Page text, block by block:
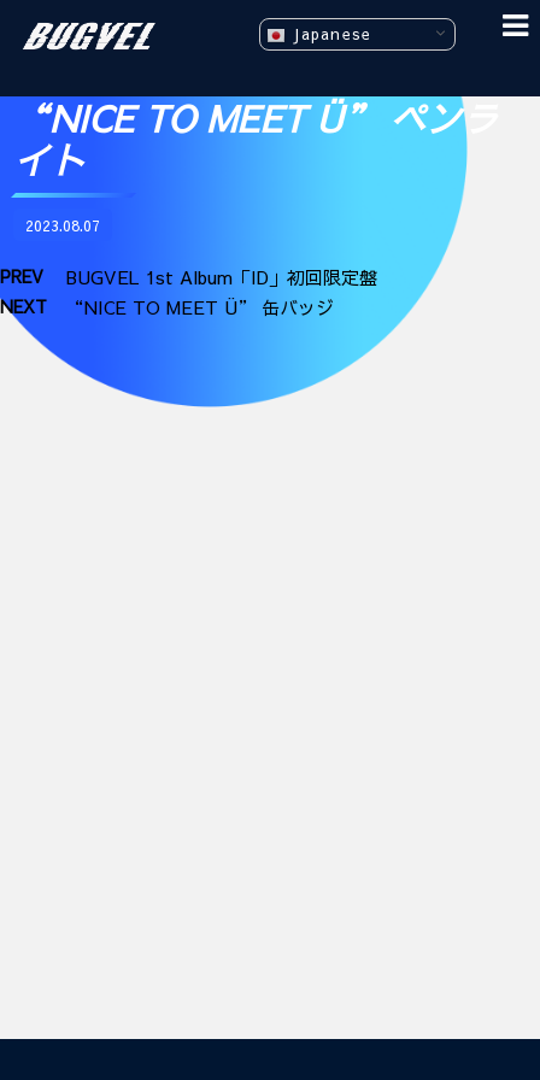
“NICE TO MEET Ü” ペンラ
イト
2023.08.07
PREV BUGVEL 1st Album「ID」初回限定盤
NEXT “NICE TO MEET Ü” 缶バッジ
Japanese